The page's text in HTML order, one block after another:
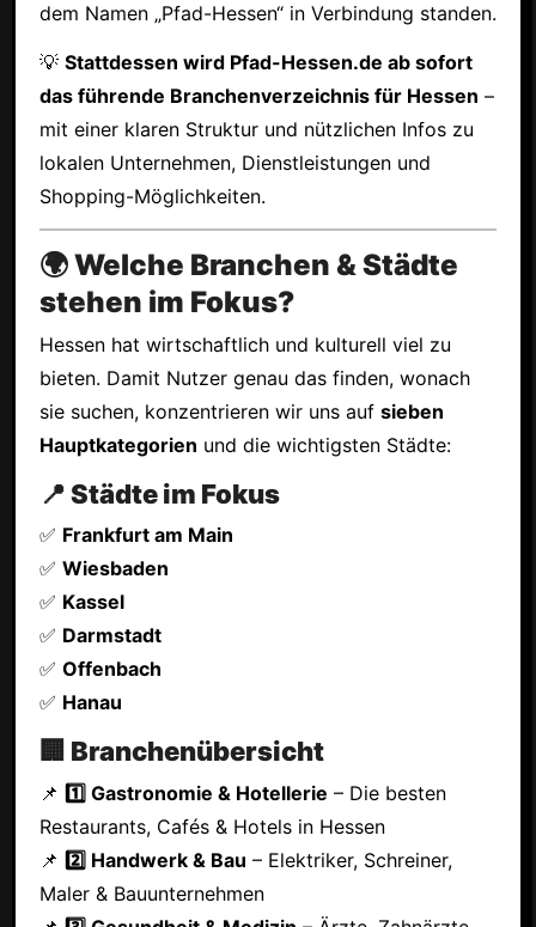
dem Namen „Pfad-Hessen“ in Verbindung standen.
💡 Stattdessen wird Pfad-Hessen.de ab sofort
das führende Branchenverzeichnis für Hessen –
mit einer klaren Struktur und nützlichen Infos zu
lokalen Unternehmen, Dienstleistungen und
Shopping-Möglichkeiten.
🌍 Welche Branchen & Städte
stehen im Fokus?
Hessen hat wirtschaftlich und kulturell viel zu
bieten. Damit Nutzer genau das finden, wonach
sie suchen, konzentrieren wir uns auf sieben
Hauptkategorien und die wichtigsten Städte:
📍 Städte im Fokus
✅ Frankfurt am Main
✅ Wiesbaden
✅ Kassel
✅ Darmstadt
✅ Offenbach
✅ Hanau
🏢 Branchenübersicht
📌 1️⃣ Gastronomie & Hotellerie – Die besten
Restaurants, Cafés & Hotels in Hessen
📌 2️⃣ Handwerk & Bau – Elektriker, Schreiner,
Maler & Bauunternehmen